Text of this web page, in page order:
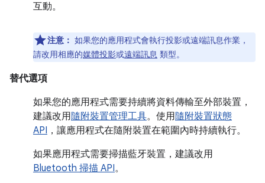
互動。
注意： 如果您的應用程式會執行投影或遠端訊息作業，
請改用相應的媒體投影或遠端訊息 類型。
替代選項
如果您的應用程式需要持續將資料傳輸至外部裝置，
建議改用隨附裝置管理工具。使用隨附裝置狀態
API ，讓應用程式在隨附裝置在範圍內時持續執行。
如果應用程式需要掃描藍牙裝置，建議改用
Bluetooth 掃描 API。